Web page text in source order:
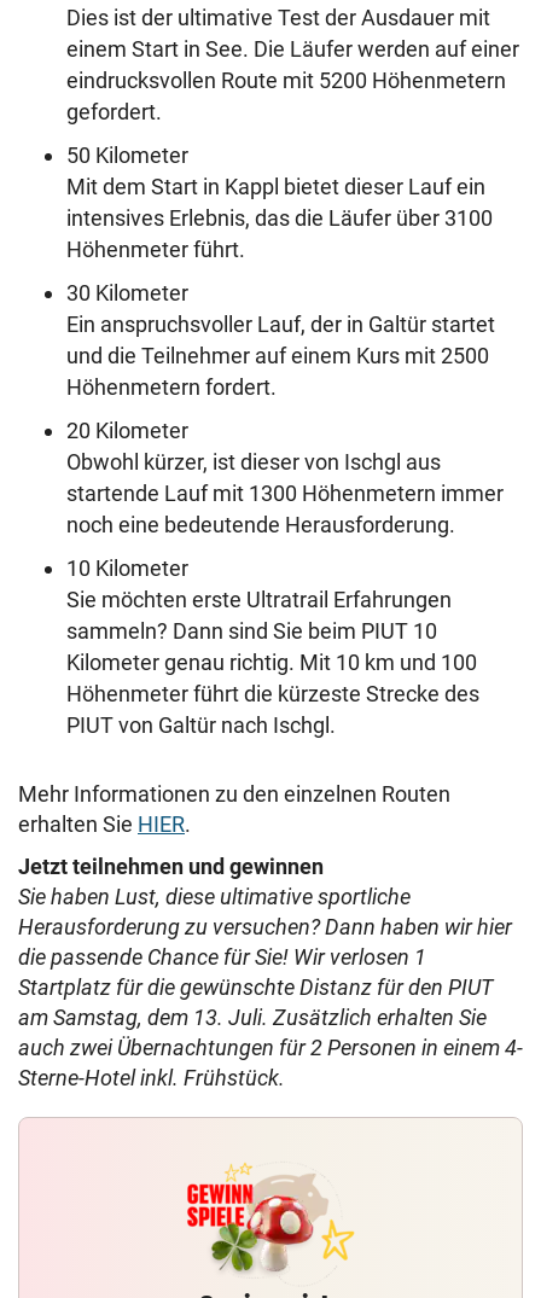
Dies ist der ultimative Test der Ausdauer mit
einem Start in See. Die Läufer werden auf einer
eindrucksvollen Route mit 5200 Höhenmetern
gefordert.
50 Kilometer
Mit dem Start in Kappl bietet dieser Lauf ein
intensives Erlebnis, das die Läufer über 3100
Höhenmeter führt.
30 Kilometer
Ein anspruchsvoller Lauf, der in Galtür startet
und die Teilnehmer auf einem Kurs mit 2500
Höhenmetern fordert.
20 Kilometer
Obwohl kürzer, ist dieser von Ischgl aus
startende Lauf mit 1300 Höhenmetern immer
noch eine bedeutende Herausforderung.
10 Kilometer
Sie möchten erste Ultratrail Erfahrungen
sammeln? Dann sind Sie beim PIUT 10
Kilometer genau richtig. Mit 10 km und 100
Höhenmeter führt die kürzeste Strecke des
PIUT von Galtür nach Ischgl.
Mehr Informationen zu den einzelnen Routen
erhalten Sie HIER.
Jetzt teilnehmen und gewinnen
Sie haben Lust, diese ultimative sportliche
Herausforderung zu versuchen? Dann haben wir hier
die passende Chance für Sie! Wir verlosen 1
Startplatz für die gewünschte Distanz für den PIUT
am Samstag, dem 13. Juli. Zusätzlich erhalten Sie
auch zwei Übernachtungen für 2 Personen in einem 4-
Sterne-Hotel inkl. Frühstück.